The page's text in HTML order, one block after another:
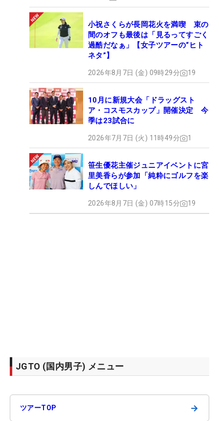
小祝さくらが長岡花火を満喫 束の
間のオフも最後は「見るってすごく
過酷だなぁ」【女子ツアーの“ヒト
ネタ”】
2026年8月7日 (金) 09時29分 19
10月に新規大会「ドラッグスト
ア・コスモスカップ」開催決定 今
季は23試合に
2026年7月7日 (火) 11時49分 1
笹生優花主催ジュニアイベントに宮
里美香らが参加「純粋にゴルフを楽
しんでほしい」
2026年8月7日 (金) 07時15分 19
JGTO (国内男子) メニュー
ツアーTOP →